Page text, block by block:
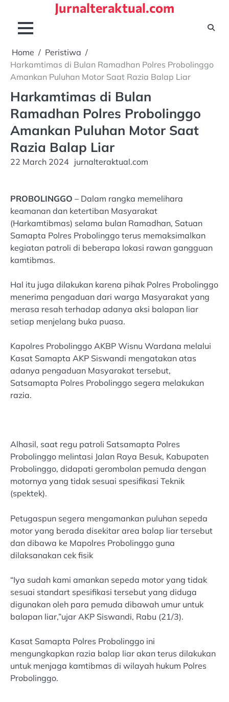
content
Jurnalteraktual.com
Home
Peristiwa
Harkamtimas di Bulan Ramadhan Polres Probolinggo
Amankan Puluhan Motor Saat Razia Balap Liar
Harkamtimas di Bulan
Ramadhan Polres Probolinggo
Amankan Puluhan Motor Saat
Razia Balap Liar
22 March 2024 jurnalteraktual.com
PROBOLINGGO – Dalam rangka memelihara
keamanan dan ketertiban Masyarakat
(Harkamtibmas) selama bulan Ramadhan, Satuan
Samapta Polres Probolinggo terus memaksimalkan
kegiatan patroli di beberapa lokasi rawan gangguan
kamtibmas.
Hal itu juga dilakukan karena pihak Polres Probolinggo
menerima pengaduan dari warga Masyarakat yang
merasa resah terhadap adanya aksi balapan liar
setiap menjelang buka puasa.
Kapolres Probolinggo AKBP Wisnu Wardana melalui
Kasat Samapta AKP Siswandi mengatakan atas
adanya pengaduan Masyarakat tersebut,
Satsamapta Polres Probolinggo segera melakukan
razia.
Alhasil, saat regu patroli Satsamapta Polres
Probolinggo melintasi Jalan Raya Besuk, Kabupaten
Probolinggo, didapati gerombolan pemuda dengan
motornya yang tidak sesuai spesifikasi Teknik
(spektek).
Petugaspun segera mengamankan puluhan sepeda
motor yang berada disekitar area balap liar tersebut
dan dibawa ke Mapolres Probolinggo guna
dilaksanakan cek fisik
“Iya sudah kami amankan sepeda motor yang tidak
sesuai standart spesifikasi tersebut yang diduga
digunakan oleh para pemuda dibawah umur untuk
balapan liar,”ujar AKP Siswandi, Rabu (21/3).
Kasat Samapta Polres Probolinggo ini
mengungkapkan razia balap liar akan terus dilakukan
untuk menjaga kamtibmas di wilayah hukum Polres
Probolinggo.